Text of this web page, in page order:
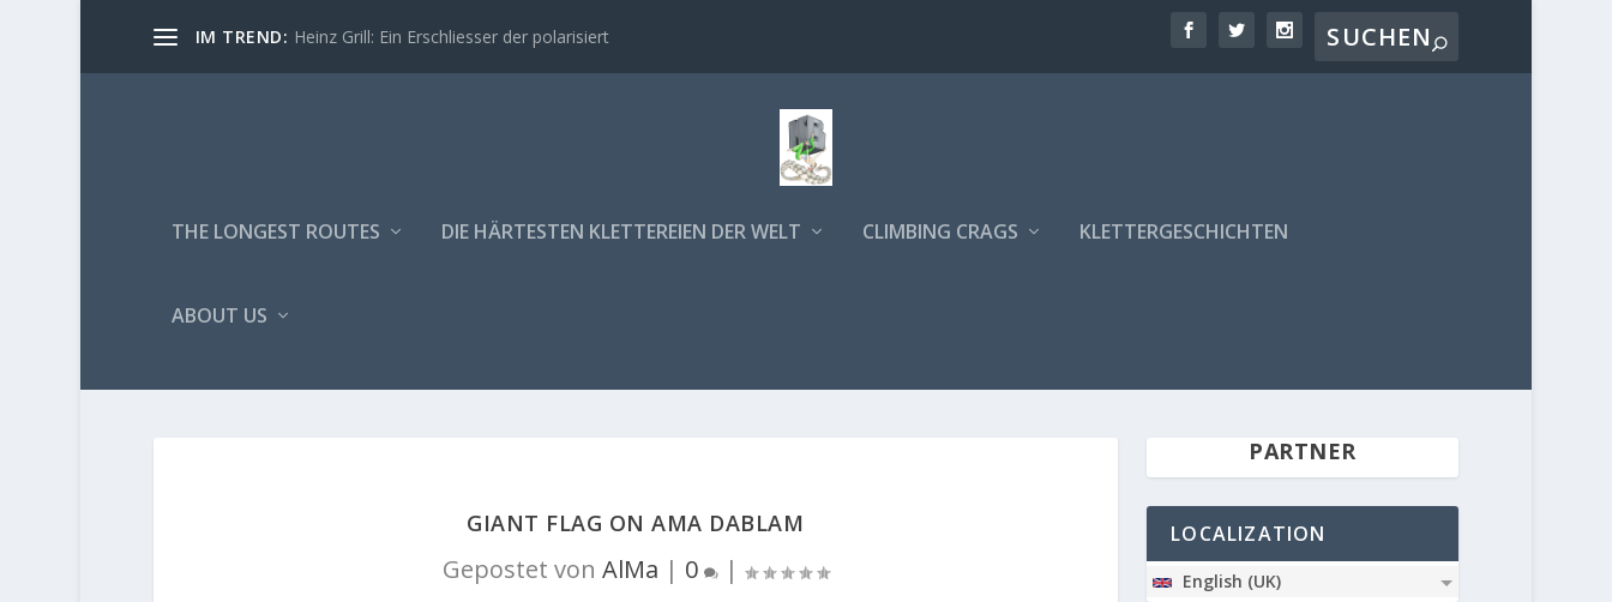
IM TREND: Heinz Grill: Ein Erschliesser der polarisiert
THE LONGEST ROUTES DIE HÄRTESTEN KLETTEREIEN DER WELT CLIMBING CRAGS KLETTERGESCHICHTEN
ABOUT US
GIANT FLAG ON AMA DABLAM
Gepostet von AlMa | 0 |
PARTNER
LOCALIZATION
English (UK)